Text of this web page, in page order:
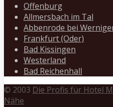
Offenburg
Allmersbach im Tal
Abbenrode bei
Frankfurt (Oder)
Bad Kissingen
Westerland
Bad Reichenhall
© 2003 Die Profis für Hotel
Nähe